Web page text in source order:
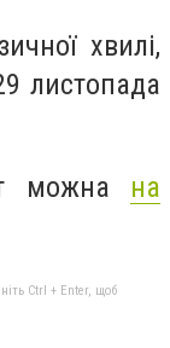
хвилі,
листопада
можна на
Ctrl + Enter, щоб